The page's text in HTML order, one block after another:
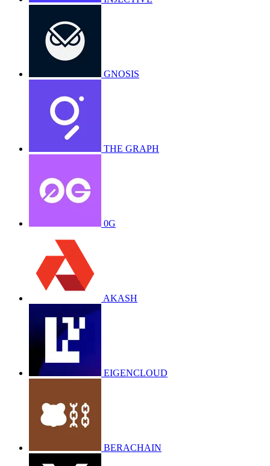
GNOSIS
THE GRAPH
0G
AKASH
EIGENCLOUD
BERACHAIN